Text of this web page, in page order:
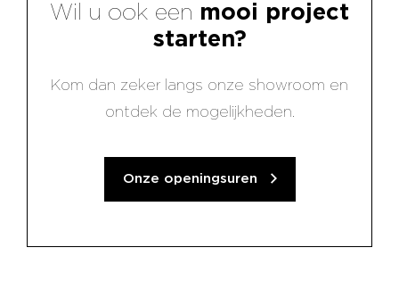
Wil u ook een mooi project
starten?
Kom dan zeker langs onze showroom en
ontdek de mogelijkheden.
Onze openingsuren